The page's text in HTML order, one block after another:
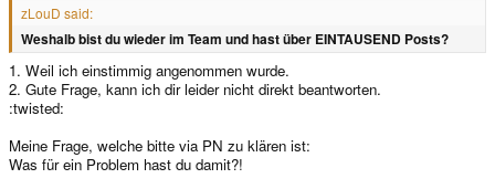
zLouD said:
Weshalb bist du wieder im Team und hast über EINTAUSEND Posts?
1. Weil ich einstimmig angenommen wurde.
2. Gute Frage, kann ich dir leider nicht direkt beantworten.
:twisted:
Meine Frage, welche bitte via PN zu klären ist:
Was für ein Problem hast du damit?!